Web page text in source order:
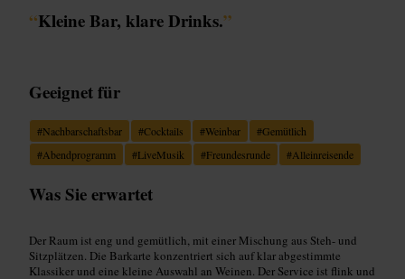
“Kleine Bar, klare Drinks.”
Geeignet für
#Nachbarschaftsbar #Cocktails #Weinbar #Gemütlich
#Abendprogramm #LiveMusik #Freundesrunde #Alleinreisende
Was Sie erwartet
Der Raum ist eng und gemütlich, mit einer Mischung aus Steh- und
Sitzplätzen. Die Barkarte konzentriert sich auf klar abgestimmte
Klassiker und eine kleine Auswahl an Weinen. Der Service ist flink und